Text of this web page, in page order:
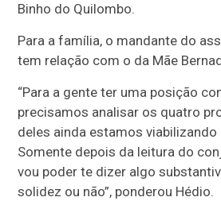
Binho do Quilombo.
Para a família, o mandante do
tem relação com o da Mãe
“Para a gente ter uma posição
precisamos analisar os quatro
deles ainda estamos viabilizando
Somente depois da leitura do
vou poder te dizer algo
solidez ou não”, ponderou Hédio.